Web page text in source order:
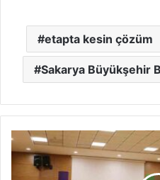
etapta kesin çözüm
Sakarya Büyükşehir
Çiftler
arası
sağlıklı